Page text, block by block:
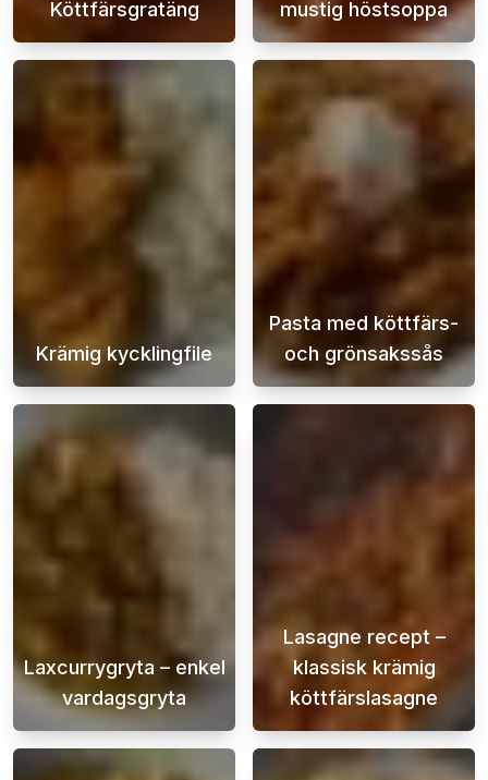
Köttfärsgratäng
Potatis- och köttfärsgratäng är en
mustig höstsoppa
Hösten är
Krämig kycklingfile
Denna krämiga kycklingfilé är inte bara
Pasta med köttfärs-
och grönsakssås
Pasta med
Laxcurrygryta – enkel
vardagsgryta
En lättlagad och super god laxcurrygryta
Lasagne recept –
klassisk krämig
köttfärslasagne
En krämig